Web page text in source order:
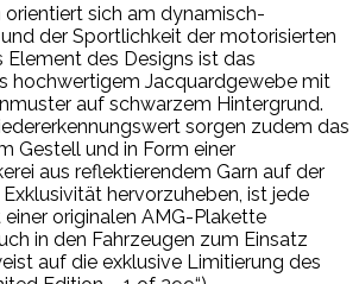
sich am dynamisch-
der Sportlichkeit der motorisierten
Element des Designs ist das
hochwertigem Jacquardgewebe mit
auf schwarzem Hintergrund.
sorgen zudem das
Gestell und in Form einer
aus reflektierendem Garn auf der
hervorzuheben, ist jede
originalen AMG-Plakette
in den Fahrzeugen zum Einsatz
auf die exklusive Limitierung des